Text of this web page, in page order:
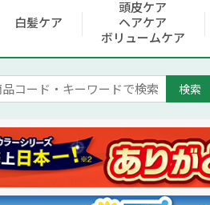
白髪ケア
頭皮ケア
ヘアケア
ボリュームケア
検索